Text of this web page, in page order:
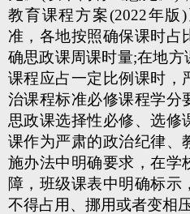
教育课程方案(2022年
准，各地按照确保课时占
确思政课周课时量;在地
课程应占一定比例课时，
治课程标准必修课程学分
思政课选择性必修、选修
课作为严肃的政治纪律、
施办法中明确要求，在学
障，班级课表中明确标示
不得占用、挪用或者变相